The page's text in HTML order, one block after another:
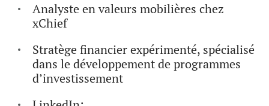
Analyste en valeurs mobilières chez
xChief
Stratège financier expérimenté, spécialisé
dans le développement de programmes
d’investissement